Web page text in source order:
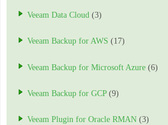
Veeam Data Cloud (3)
Veeam Backup for AWS (17)
Veeam Backup for Microsoft Azure (6)
Veeam Backup for GCP(9)
Veeam Plugin for Oracle RMAN (3)